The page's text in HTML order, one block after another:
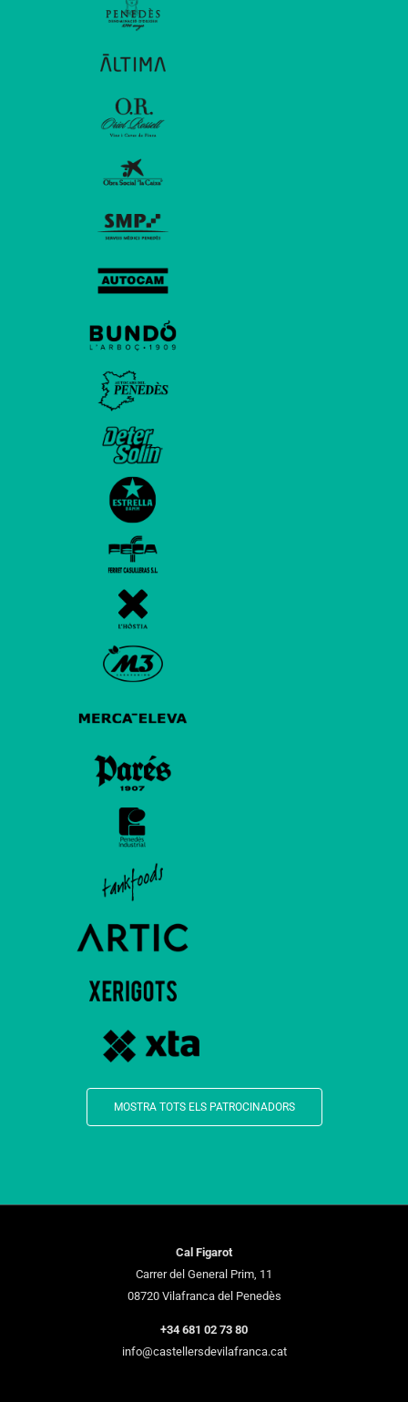
MOSTRA TOTS ELS PATROCINADORS
Cal Figarot
Carrer del General Prim, 11
08720 Vilafranca del Penedès
+34 681 02 73 80
info@castellersdevilafranca.cat